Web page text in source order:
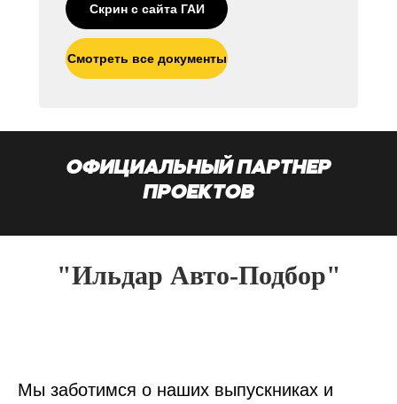
Скрин с сайта ГАИ
Смотреть все документы
ОФИЦИАЛЬНЫЙ ПАРТНЕР
ПРОЕКТОВ
"Ильдар Авто-Подбор"
Мы заботимся о наших выпускниках и